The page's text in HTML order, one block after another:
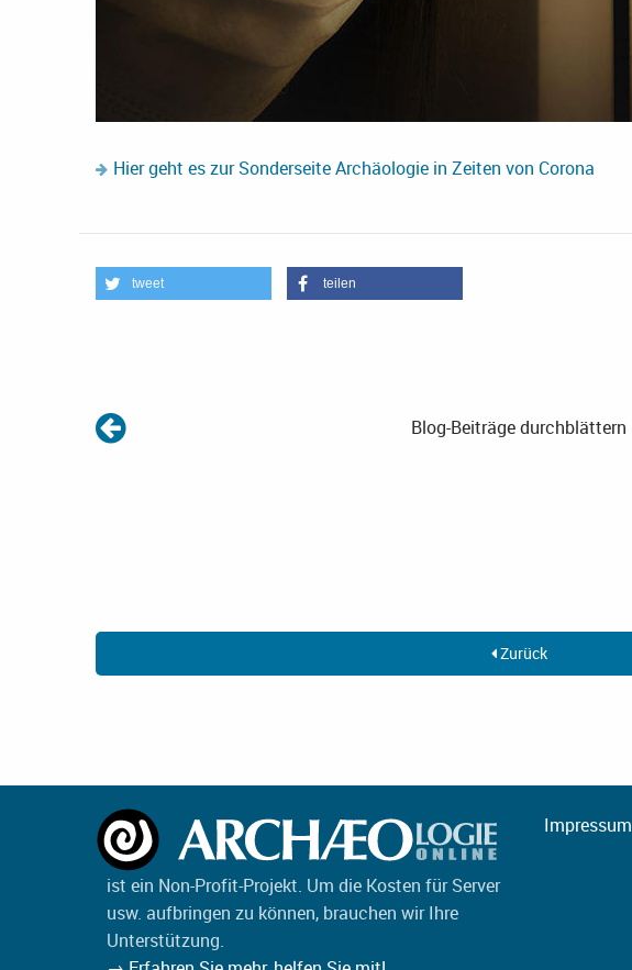
Hier geht es zur Sonderseite Archäologie in Zeiten von Corona
tweet teilen
Blog-Beiträge durchblättern
Zurück
ist ein Non-Profit-Projekt. Um die Kosten für Server
usw. aufbringen zu können, brauchen wir Ihre
Unterstützung.
Impressum